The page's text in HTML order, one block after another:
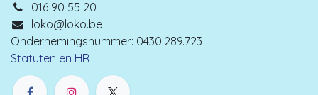
016 90 55 20
loko@loko.be
Ondernemingsnummer: 0430.289.723
Statuten en HR